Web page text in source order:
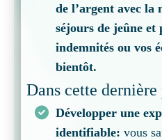
de l’argent avec la
séjours de jeûne et
indemnités ou vos
bientôt.
Dans cette
Développer une
identifiable: vous